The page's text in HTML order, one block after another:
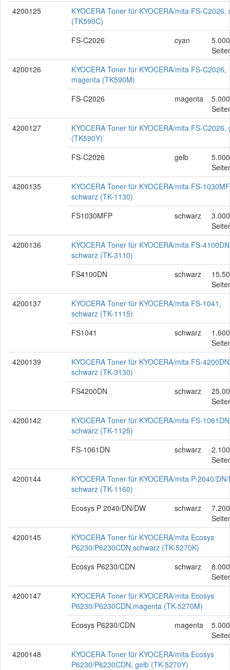
4200125
KYOCERA Toner für KYOCERA/mita FS-C2026,
(TK590C)
FS-C2026
cyan
5.000
4200126
KYOCERA Toner für KYOCERA/mita FS-C2026,
magenta (TK590M)
FS-C2026
magenta
5.000
4200127
KYOCERA Toner für KYOCERA/mita FS-C2026,
(TK590Y)
FS-C2026
gelb
5.000
4200135
KYOCERA Toner für KYOCERA/mita FS-
schwarz (TK-1130)
FS1030MFP
schwarz
3.000
4200136
KYOCERA Toner für KYOCERA/mita FS-
schwarz (TK-3110)
FS4100DN
schwarz
4200137
KYOCERA Toner für KYOCERA/mita FS-1041,
schwarz (TK-1115)
FS1041
schwarz
1.600
4200139
KYOCERA Toner für KYOCERA/mita FS-
schwarz (TK-3130)
FS4200DN
schwarz
4200142
KYOCERA Toner für KYOCERA/mita FS-
schwarz (TK-1125)
FS-1061DN
schwarz
2.100
4200144
KYOCERA Toner für KYOCERA/mita P-2040/DN/
schwarz (TK-1160)
Ecosys P 2040/DN/DW
schwarz
7.200
4200145
KYOCERA Toner für KYOCERA/mita Ecosys
P6230/P6230CDN,schwarz (TK-5270K)
Ecosys P6230/CDN
schwarz
8.000
4200147
KYOCERA Toner für KYOCERA/mita Ecosys
P6230/P6230CDN,magenta (TK-5270M)
Ecosys P6230/CDN
magenta
5.000
4200148
KYOCERA Toner für KYOCERA/mita Ecosys
P6230/P6230CDN, gelb (TK-5270Y)